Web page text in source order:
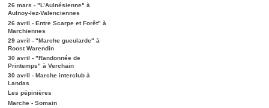
26 mars - "L’Aulnésienne" à
Aulnoy-lez-Valenciennes
26 avril - Entre Scarpe et Forêt" à
Marchiennes
29 avril - "Marche gueularde" à
Roost Warendin
30 avril - "Randonnée de
Printemps" à Verchain
30 avril - Marche interclub à
Landas
Les pépinières
Marche - Somain